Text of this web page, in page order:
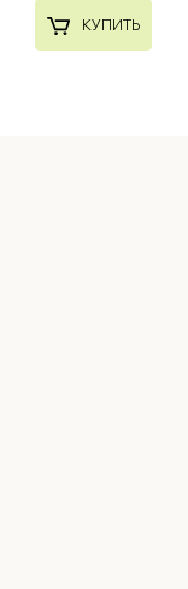
КУПИТЬ